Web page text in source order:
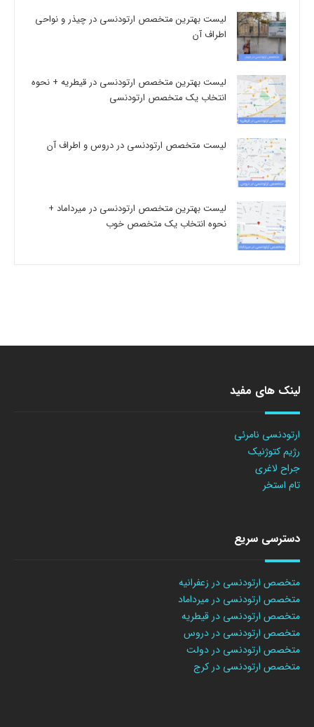
لیست بهترین متخصص ارتودنسی در چیذر و نواحی
اطراف آن
لیست بهترین متخصص ارتودنسی در قیطریه + نحوه
انتخاب یک متخصص ارتودنسی
لیست متخصص ارتودنسی در دروس و اطراف آن
لیست بهترین متخصص ارتودنسی در میرداماد +
نحوه انتخاب یک متخصص خوب
لینک های مفید
ارتودنسی نامرئی
رژیم کتوژنیک
جراح لاغری
تام استخر
دسترسی سریع
متخصص ارتودنسی در زعفرانیه
متخصص ارتودنسی در میرداماد
متخصص ارتودنسی در قیطریه
متخصص ارتودنسی در دروس
متخصص ارتودنسی در دولت
متخصص ارتودنسی در کرج